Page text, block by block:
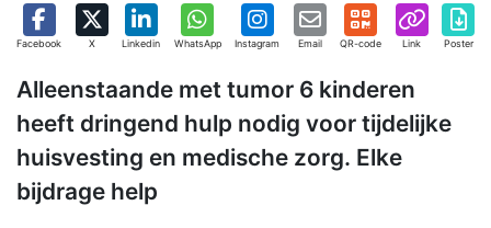
Facebook X Linkedin WhatsApp Instagram Email QR-code Link Poster
Alleenstaande met tumor 6 kinderen
heeft dringend hulp nodig voor tijdelijke
huisvesting en medische zorg. Elke
bijdrage help